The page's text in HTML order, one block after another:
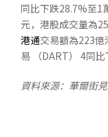
同比下跌28.7%至1
元，港股成交量為
港通交易額為223
易 （DART） 4同
資料來源：華爾街